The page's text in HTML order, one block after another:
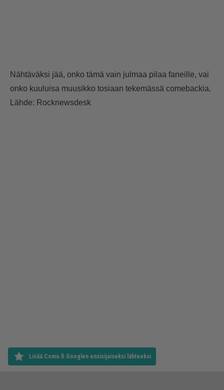
Nähtäväksi jää, onko tämä vain julmaa pilaa faneille, vai
onko kuuluisa muusikko tosiaan tekemässä comebackia.
Lähde: Rocknewsdesk
Lisää Como.fi Googlen ensisijaiseksi lähteeksi